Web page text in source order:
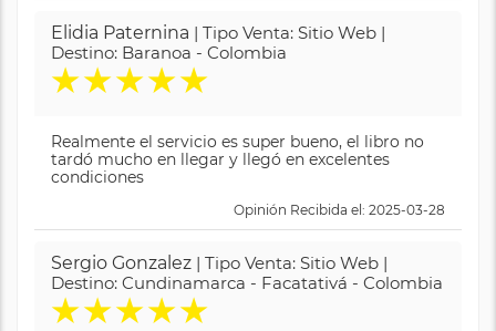
Elidia Paternina | Tipo Venta: Sitio Web |
Destino: Baranoa - Colombia
★★★★★
Realmente el servicio es super bueno, el libro no
tardó mucho en llegar y llegó en excelentes
condiciones
Opinión Recibida el: 2025-03-28
Sergio Gonzalez | Tipo Venta: Sitio Web |
Destino: Cundinamarca - Facatativá - Colombia
★★★★★